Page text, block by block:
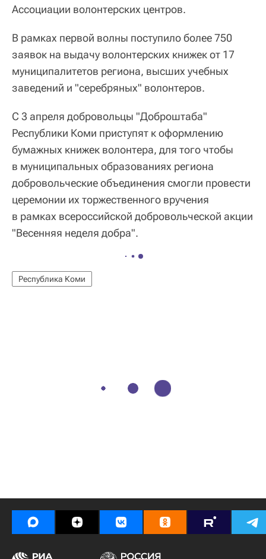
Ассоциации волонтерских центров.
В рамках первой волны поступило более 750
заявок на выдачу волонтерских книжек от 17
муниципалитетов региона, высших учебных
заведений и "серебряных" волонтеров.
С 3 апреля добровольцы "Доброштаба"
Республики Коми приступят к оформлению
бумажных книжек волонтера, для того чтобы
в муниципальных образованиях региона
добровольческие объединения смогли провести
церемонии их торжественного вручения
в рамках всероссийской добровольческой акции
"Весенняя неделя добра".
Республика Коми